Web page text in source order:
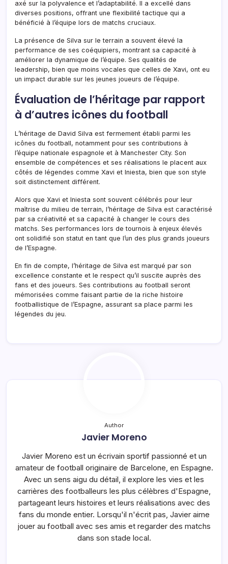
axé sur la polyvalence et l’adaptabilité. Il a excellé dans
diverses positions, offrant une flexibilité tactique qui a
bénéficié à l’équipe lors de matchs cruciaux.
La présence de Silva sur le terrain a souvent élevé la
performance de ses coéquipiers, montrant sa capacité à
améliorer la dynamique de l’équipe. Ses qualités de
leadership, bien que moins vocales que celles de Xavi, ont eu
un impact durable sur les jeunes joueurs de l’équipe.
Évaluation de l’héritage par rapport
à d’autres icônes du football
L’héritage de David Silva est fermement établi parmi les
icônes du football, notamment pour ses contributions à
l’équipe nationale espagnole et à Manchester City. Son
ensemble de compétences et ses réalisations le placent aux
côtés de légendes comme Xavi et Iniesta, bien que son style
soit distinctement différent.
Alors que Xavi et Iniesta sont souvent célébrés pour leur
maîtrise du milieu de terrain, l’héritage de Silva est caractérisé
par sa créativité et sa capacité à changer le cours des
matchs. Ses performances lors de tournois à enjeux élevés
ont solidifié son statut en tant que l’un des plus grands joueurs
de l’Espagne.
En fin de compte, l’héritage de Silva est marqué par son
excellence constante et le respect qu’il suscite auprès des
fans et des joueurs. Ses contributions au football seront
mémorisées comme faisant partie de la riche histoire
footballistique de l’Espagne, assurant sa place parmi les
légendes du jeu.
Author
Javier Moreno
Javier Moreno est un écrivain sportif passionné et un
amateur de football originaire de Barcelone, en Espagne.
Avec un sens aigu du détail, il explore les vies et les
carrières des footballeurs les plus célèbres d'Espagne,
partageant leurs histoires et leurs réalisations avec des
fans du monde entier. Lorsqu'il n'écrit pas, Javier aime
jouer au football avec ses amis et regarder des matchs
dans son stade local.